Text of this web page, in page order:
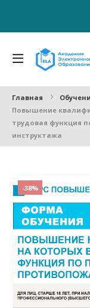
Главная
Повышение
трудовая функция
инструктажа
-38%